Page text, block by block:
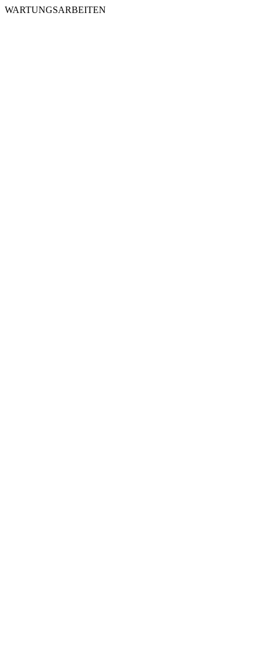
WARTUNGSARBEITEN